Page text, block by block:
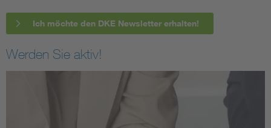
Ich möchte den DKE Newsletter erhalten!
Werden Sie aktiv!